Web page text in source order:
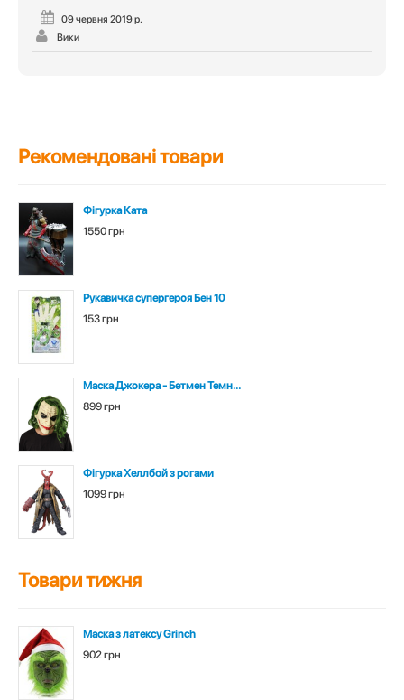
09 червня 2019 р.
Вики
Рекомендовані товари
Фігурка Ката
1550 грн
Рукавичка супергероя Бен 10
153 грн
Маска Джокера - Бетмен Темн...
899 грн
Фігурка Хеллбой з рогами
1099 грн
Товари тижня
Маска з латексу Grinch
902 грн